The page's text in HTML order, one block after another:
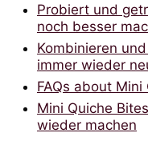
Probiert und
noch besser
Kombinieren
immer wieder
FAQs about Mini
Mini Quiche
wieder machen